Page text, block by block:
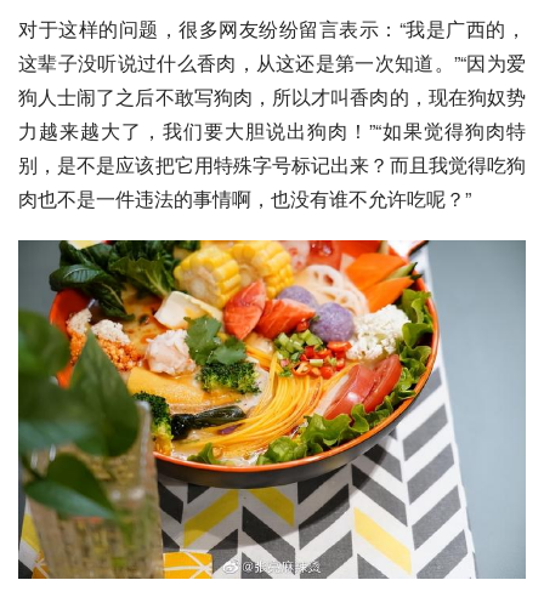
对于这样的问题，很多网友纷纷留言表示：“我是广西的，
这辈子没听说过什么香肉，从这还是第一次知道。”“因为爱
狗人士闹了之后不敢写狗肉，所以才叫香肉的，现在狗奴势
力越来越大了，我们要大胆说出狗肉！”“如果觉得狗肉特
别，是不是应该把它用特殊字号标记出来？而且我觉得吃狗
肉也不是一件违法的事情啊，也没有谁不允许吃呢？”